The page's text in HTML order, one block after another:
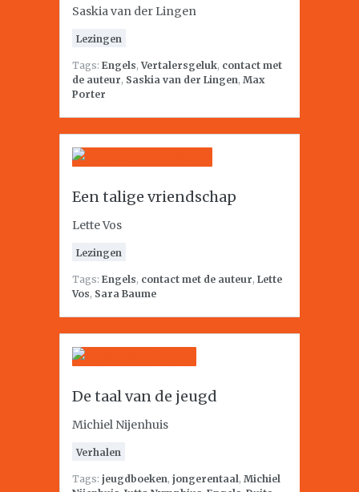
Saskia van der Lingen
Lezingen
Tags: Engels,Vertalersgeluk, contact met
de auteur, Saskia van der Lingen, Max
Porter
Een talige vriendschap
Lette Vos
Lezingen
Tags: Engels, contact met de auteur, Lette
Vos, Sara Baume
De taal van de jeugd
Michiel Nijenhuis
Verhalen
Tags: jeugdboeken, jongerentaal , Michiel